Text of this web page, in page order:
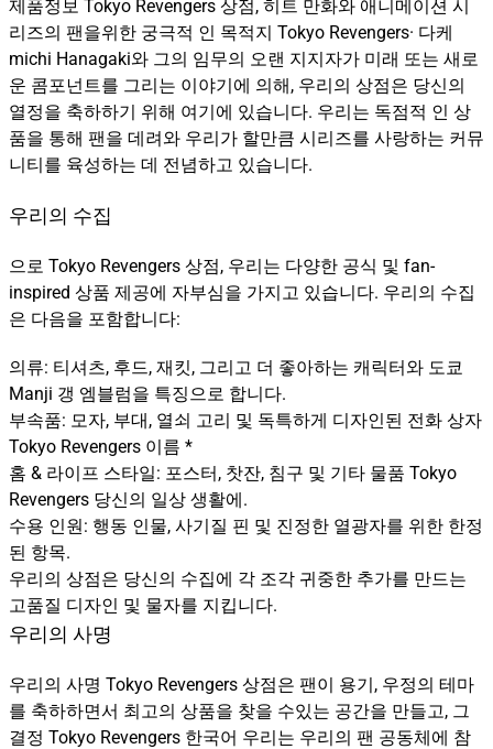
제품정보 Tokyo Revengers 상점, 히트 만화와 애니메이션 시
리즈의 팬을위한 궁극적 인 목적지 Tokyo Revengers· 다케
michi Hanagaki와 그의 임무의 오랜 지지자가 미래 또는 새로
운 콤포넌트를 그리는 이야기에 의해, 우리의 상점은 당신의
열정을 축하하기 위해 여기에 있습니다. 우리는 독점적 인 상
품을 통해 팬을 데려와 우리가 할만큼 시리즈를 사랑하는 커뮤
니티를 육성하는 데 전념하고 있습니다.
우리의 수집
으로 Tokyo Revengers 상점, 우리는 다양한 공식 및 fan-
inspired 상품 제공에 자부심을 가지고 있습니다. 우리의 수집
은 다음을 포함합니다:
의류: 티셔츠, 후드, 재킷, 그리고 더 좋아하는 캐릭터와 도쿄
Manji 갱 엠블럼을 특징으로 합니다.
부속품: 모자, 부대, 열쇠 고리 및 독특하게 디자인된 전화 상자
Tokyo Revengers 이름 *
홈 & 라이프 스타일: 포스터, 찻잔, 침구 및 기타 물품 Tokyo
Revengers 당신의 일상 생활에.
수용 인원: 행동 인물, 사기질 핀 및 진정한 열광자를 위한 한정
된 항목.
우리의 상점은 당신의 수집에 각 조각 귀중한 추가를 만드는
고품질 디자인 및 물자를 지킵니다.
우리의 사명
우리의 사명 Tokyo Revengers 상점은 팬이 용기, 우정의 테마
를 축하하면서 최고의 상품을 찾을 수있는 공간을 만들고, 그
결정 Tokyo Revengers 한국어 우리는 우리의 팬 공동체에 참